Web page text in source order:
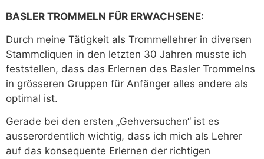
BASLER TROMMELN FÜR ERWACHSENE:
Durch meine Tätigkeit als Trommellehrer in diversen
Stammcliquen in den letzten 30 Jahren musste ich
feststellen, dass das Erlernen des Basler Trommelns
in grösseren Gruppen für Anfänger alles andere als
optimal ist.
Gerade bei den ersten „Gehversuchen“ ist es
ausserordentlich wichtig, dass ich mich als Lehrer
auf das konsequente Erlernen der richtigen